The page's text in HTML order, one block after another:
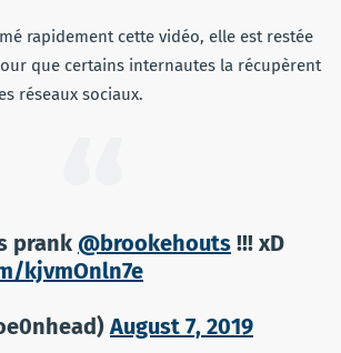
rapidement cette vidéo, elle est restée
que certains internautes la récupèrent
réseaux sociaux.
prank @brookehouts !!! xD
kjvmOnln7e
August 7, 2019